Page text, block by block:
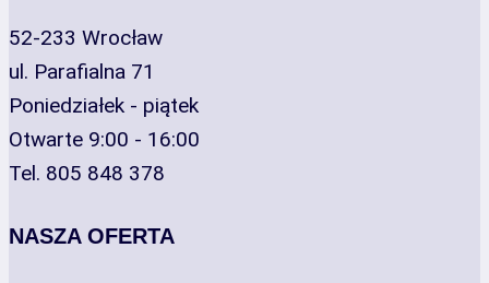
52-233 Wrocław
ul. Parafialna 71
Poniedziałek - piątek
Otwarte 9:00 - 16:00
Tel. 805 848 378
NASZA OFERTA